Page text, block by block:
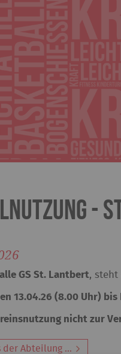
-
GS St. Lantbert, steht
13.04.26 (8.00 Uhr)
nicht zur
der Abteilung ...